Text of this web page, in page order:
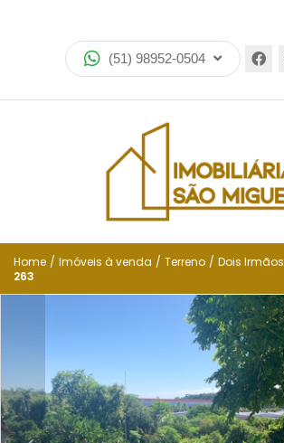
(51) 98952-0504
Imóveis
Encomende seu imóvel
Financiamento
Negocie seu imóvel
Simulador de financiamento
Negocie seu imóvel
Imóveis favoritos
Home / Imóveis à venda / Terreno / Dois Irmãos
263